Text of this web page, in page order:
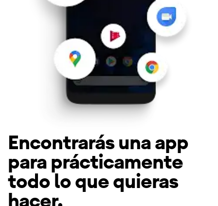
Encontrarás una app
para prácticamente
todo lo que quieras
hacer.